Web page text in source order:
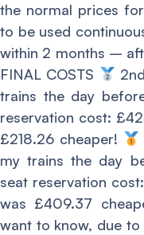
the normal prices
to be used
within 2 months –
FINAL COSTS
trains the day
reservation cost:
£218.26 cheaper!
my trains the day
seat reservation
was £409.37
want to know, due to